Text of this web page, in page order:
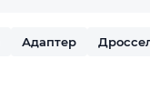
Адаптер